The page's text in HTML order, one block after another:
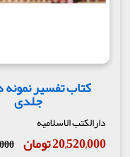
جلدی
دارالکتب الاسلامیه
20,520,000 تومان